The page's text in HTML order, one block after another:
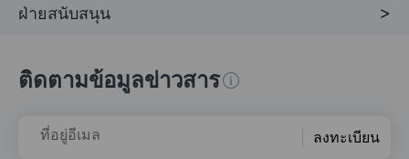
ฝ่ายสนับสนุน
ติดตามข้อมูลข่าวสาร
ที่อยู่อีเมล ลงทะเบียน